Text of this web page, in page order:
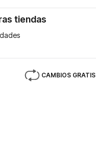
tiendas
CAMBIOS GRATIS